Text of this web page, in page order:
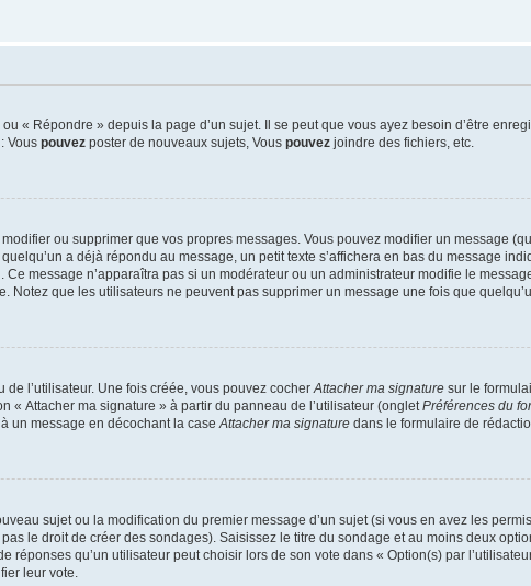
« Répondre » depuis la page d’un sujet. Il se peut que vous ayez besoin d’être
Vous pouvez poster de nouveaux sujets, Vous pouvez joindre des fichiers, etc.
ou supprimer que vos propres messages. Vous pouvez modifier un message
a déjà répondu au message, un petit texte s’affichera en bas du message
message n’apparaîtra pas si un modérateur ou un administrateur modifie le
Notez que les utilisateurs ne peuvent pas supprimer un message une fois que
l’utilisateur. Une fois créée, vous pouvez cocher Attacher ma signature sur le
« Attacher ma signature » à partir du panneau de l’utilisateur (onglet Préférences du
un message en décochant la case Attacher ma signature dans le formulaire de
sujet ou la modification du premier message d’un sujet (si vous en avez les
le droit de créer des sondages). Saisissez le titre du sondage et au moins deux
réponses qu’un utilisateur peut choisir lors de son vote dans « Option(s) par
leur vote.